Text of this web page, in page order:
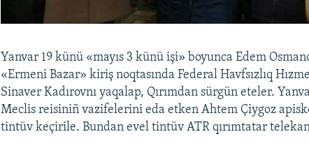
Yanvar 19 künü «mayıs 3 künü işi» boyunca Edem
«Ermeni Bazar» kiriş noqtasında Federal Havfsızlıq
Sinaver Kadırovnı yaqalap, Qırımdan sürgün eteler.
Meclis reisiniñ vazifelerini eda etken Ahtem Çiygoz
tintüv keçirile. Bundan evel tintüv ATR qırımtatar